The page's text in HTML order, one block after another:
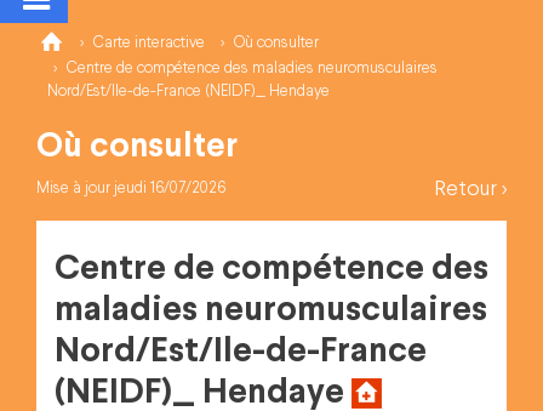
Carte interactive
Où consulter
Centre de compétence des maladies neuromusculaires
Nord/Est/Ile-de-France (NEIDF)_ Hendaye
Où consulter
Mise à jour jeudi 16/07/2026 Retour >
Centre de compétence des
maladies neuromusculaires
Nord/Est/Ile-de-France
(NEIDF)_ Hendaye